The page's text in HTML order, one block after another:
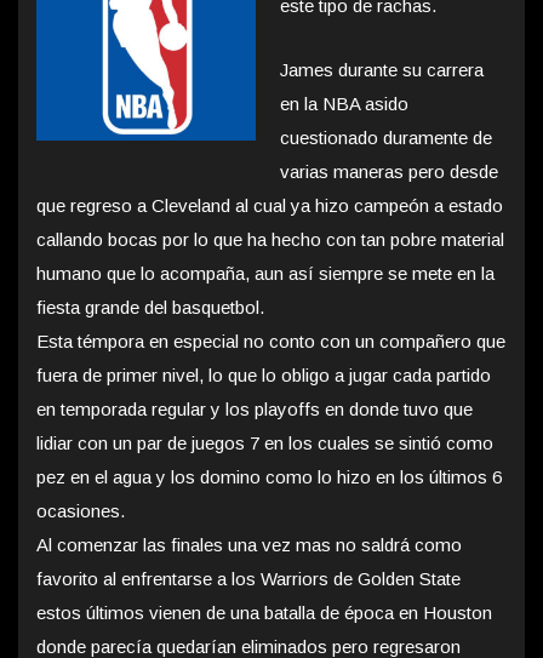
este tipo de rachas.
James durante su carrera
en la NBA asido
cuestionado duramente de
varias maneras pero desde
que regreso a Cleveland al cual ya hizo campeón a estado
callando bocas por lo que ha hecho con tan pobre material
humano que lo acompaña, aun así siempre se mete en la
fiesta grande del basquetbol.
Esta témpora en especial no conto con un compañero que
fuera de primer nivel, lo que lo obligo a jugar cada partido
en temporada regular y los playoffs en donde tuvo que
lidiar con un par de juegos 7 en los cuales se sintió como
pez en el agua y los domino como lo hizo en los últimos 6
ocasiones.
Al comenzar las finales una vez mas no saldrá como
favorito al enfrentarse a los Warriors de Golden State
estos últimos vienen de una batalla de época en Houston
donde parecía quedarían eliminados pero regresaron